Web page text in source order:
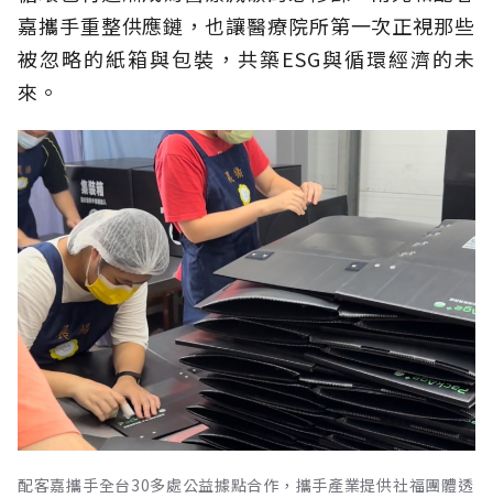
嘉攜手重整供應鏈，也讓醫療院所第一次正視那些
被忽略的紙箱與包裝，共築ESG與循環經濟的未
來。
配客嘉攜手全台30多處公益據點合作，攜手產業提供社福團體透